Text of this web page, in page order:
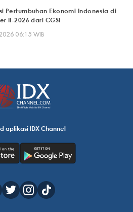
Pertumbuhan Ekonomi Indonesia di
II-2026 dari CGSI
06:15 WIB
aplikasi IDX Channel